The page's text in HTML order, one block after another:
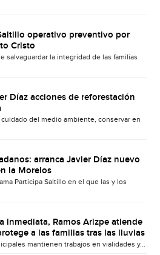
operativo preventivo por
Cristo
salvaguardar la integridad de las familias
Díaz acciones de reforestación
cuidado del medio ambiente, conservar en
arranca Javier Díaz nuevo
la Morelos
Participa Saltillo en el que las y los
inmediata, Ramos Arizpe atiende
a las familias tras las lluvias
mantienen trabajos en vialidades y...